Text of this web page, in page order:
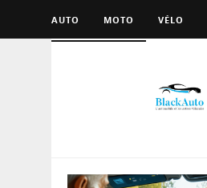
AUTO MOTO VÉLO